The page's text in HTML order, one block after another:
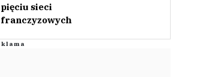
pięciu sieci
franczyzowych